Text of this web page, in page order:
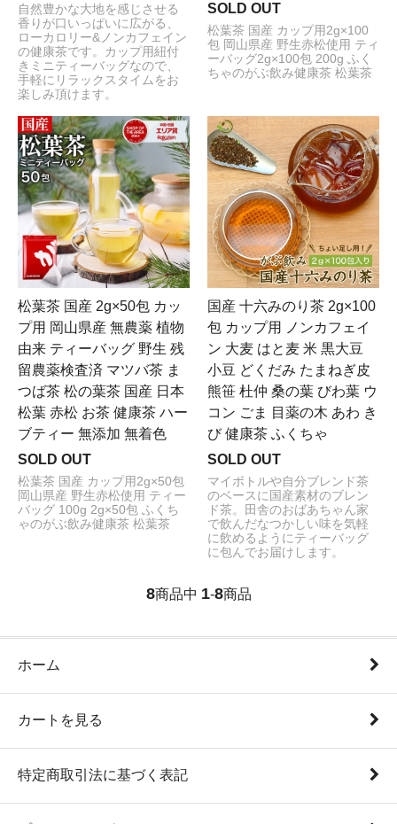
自然豊かな大地を感じさせる
香りが口いっぱいに広がる、
ローカロリー&ノンカフェイン
の健康茶です。カップ用紐付
きミニティーバッグなので、
手軽にリラックスタイムをお
楽しみ頂けます。
SOLD OUT
松葉茶 国産 カップ用2g×100
包 岡山県産 野生赤松使用 ティ
ーバッグ2g×100包 200g ふく
ちゃのがぶ飲み健康茶 松葉茶
松葉茶 国産 2g×50包 カッ
プ用 岡山県産 無農薬 植物
由来 ティーバッグ 野生 残
留農薬検査済 マツバ茶 ま
つば茶 松の葉茶 国産 日本
松葉 赤松 お茶 健康茶 ハー
ブティー 無添加 無着色
SOLD OUT
松葉茶 国産 カップ用2g×50包
岡山県産 野生赤松使用 ティー
バッグ 100g 2g×50包 ふくち
ゃのがぶ飲み健康茶 松葉茶
国産 十六みのり茶 2g×100
包 カップ用 ノンカフェイ
ン 大麦 はと麦 米 黒大豆
小豆 どくだみ たまねぎ皮
熊笹 杜仲 桑の葉 びわ葉 ウ
コン ごま 目薬の木 あわ き
び 健康茶 ふくちゃ
SOLD OUT
マイボトルや自分ブレンド茶
のベースに国産素材のブレン
ド茶。田舎のおばあちゃん家
で飲んだなつかしい味を気軽
に飲めるようにティーバッグ
に包んでお届けします。
8商品中 1-8商品
ホーム
カートを見る
特定商取引法に基づく表記